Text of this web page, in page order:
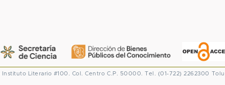
Instituto Literario #100. Col. Centro C.P. 50000. Tel. (01-722) 2262300